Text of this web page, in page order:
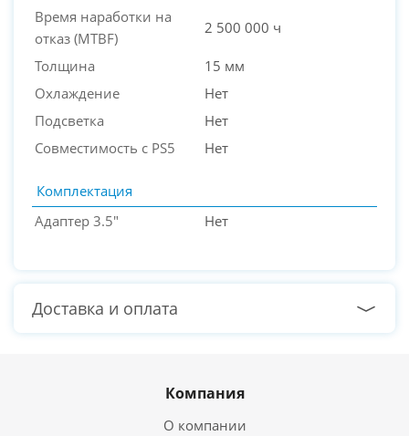
Время наработки на
отказ (МТBF)
2 500 000 ч
Толщина
15 мм
Охлаждение
Нет
Подсветка
Нет
Совместимость с PS5
Нет
Комплектация
Адаптер 3.5"
Нет
Доставка и оплата
Компания
О компании